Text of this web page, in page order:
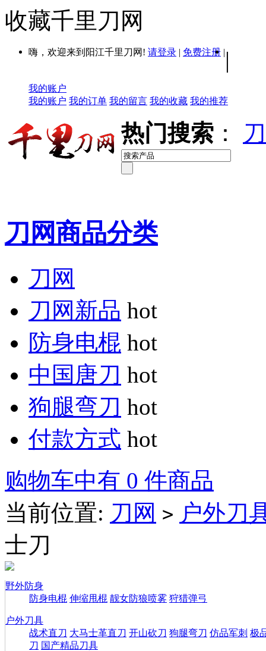
收藏千里刀网
嗨，欢迎来到阳江千里刀网! 请登录 | 免费注册 | |
我的账户
我的账户 我的订单 我的留言 我的收藏 我的推荐
热门搜索 ：
刀网商品分类
刀网
刀网新品 hot
防身电棍 hot
中国唐刀 hot
狗腿弯刀 hot
付款方式 hot
购物车中有 0 件商品
当前位置: 刀网 > 户外刀
士刀
野外防身
防身电棍 伸缩甩棍 靓女防狼喷雾 狩猎弹弓
户外刀具
战术直刀 大马士革直刀 开山砍刀 狗腿弯刀 仿品军刺 极
刀 国产精品刀具